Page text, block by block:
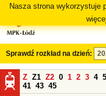
Nasza strona wykorzystuje
Sprawdź rozkład na dzień:
Z Z1 Z2 0 1 2 3 4 5
41 43 45